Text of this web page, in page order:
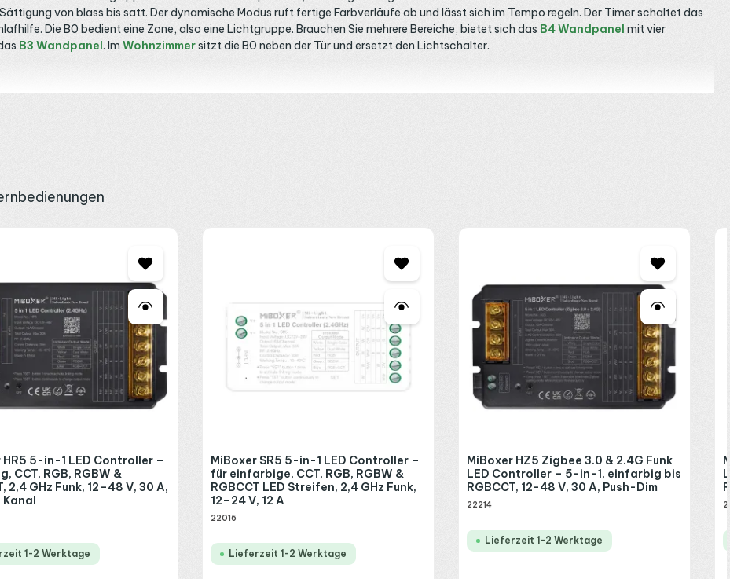
von blass bis satt. Der dynamische Modus ruft fertige Farbverläufe ab und lässt sich im Tempo regeln. Der Timer schaltet das
Die B0 bedient eine Zone, also eine Lichtgruppe. Brauchen Sie mehrere Bereiche, bietet sich das B4 Wandpanel mit vier
B3 Wandpanel. Im Wohnzimmersitzt die B0 neben der Tür und ersetzt den Lichtschalter.
Empfänger mit fünf Kanälen. Der kompakte
Zigbee-System übernimmt der
kurz über
, wir nennen das richtige Modell.
HR5 5-in-1 LED Controller –
CCT, RGB, RGBW &
2,4 GHz Funk, 12–48 V, 30 A,
1-2 Werktage
MiBoxer SR5 5-in-1 LED Controller –
für einfarbige, CCT, RGB, RGBW &
RGBCCT LED Streifen, 2,4 GHz Funk,
12–24 V, 12 A
22016
Lieferzeit 1-2 Werktage
MiBoxer HZ5 Zigbee 3.0 & 2.4G Funk
LED Controller – 5-in-1, einfarbig bis
RGBCCT, 12-48 V, 30 A, Push-Dim
22214
Lieferzeit 1-2 Werktage